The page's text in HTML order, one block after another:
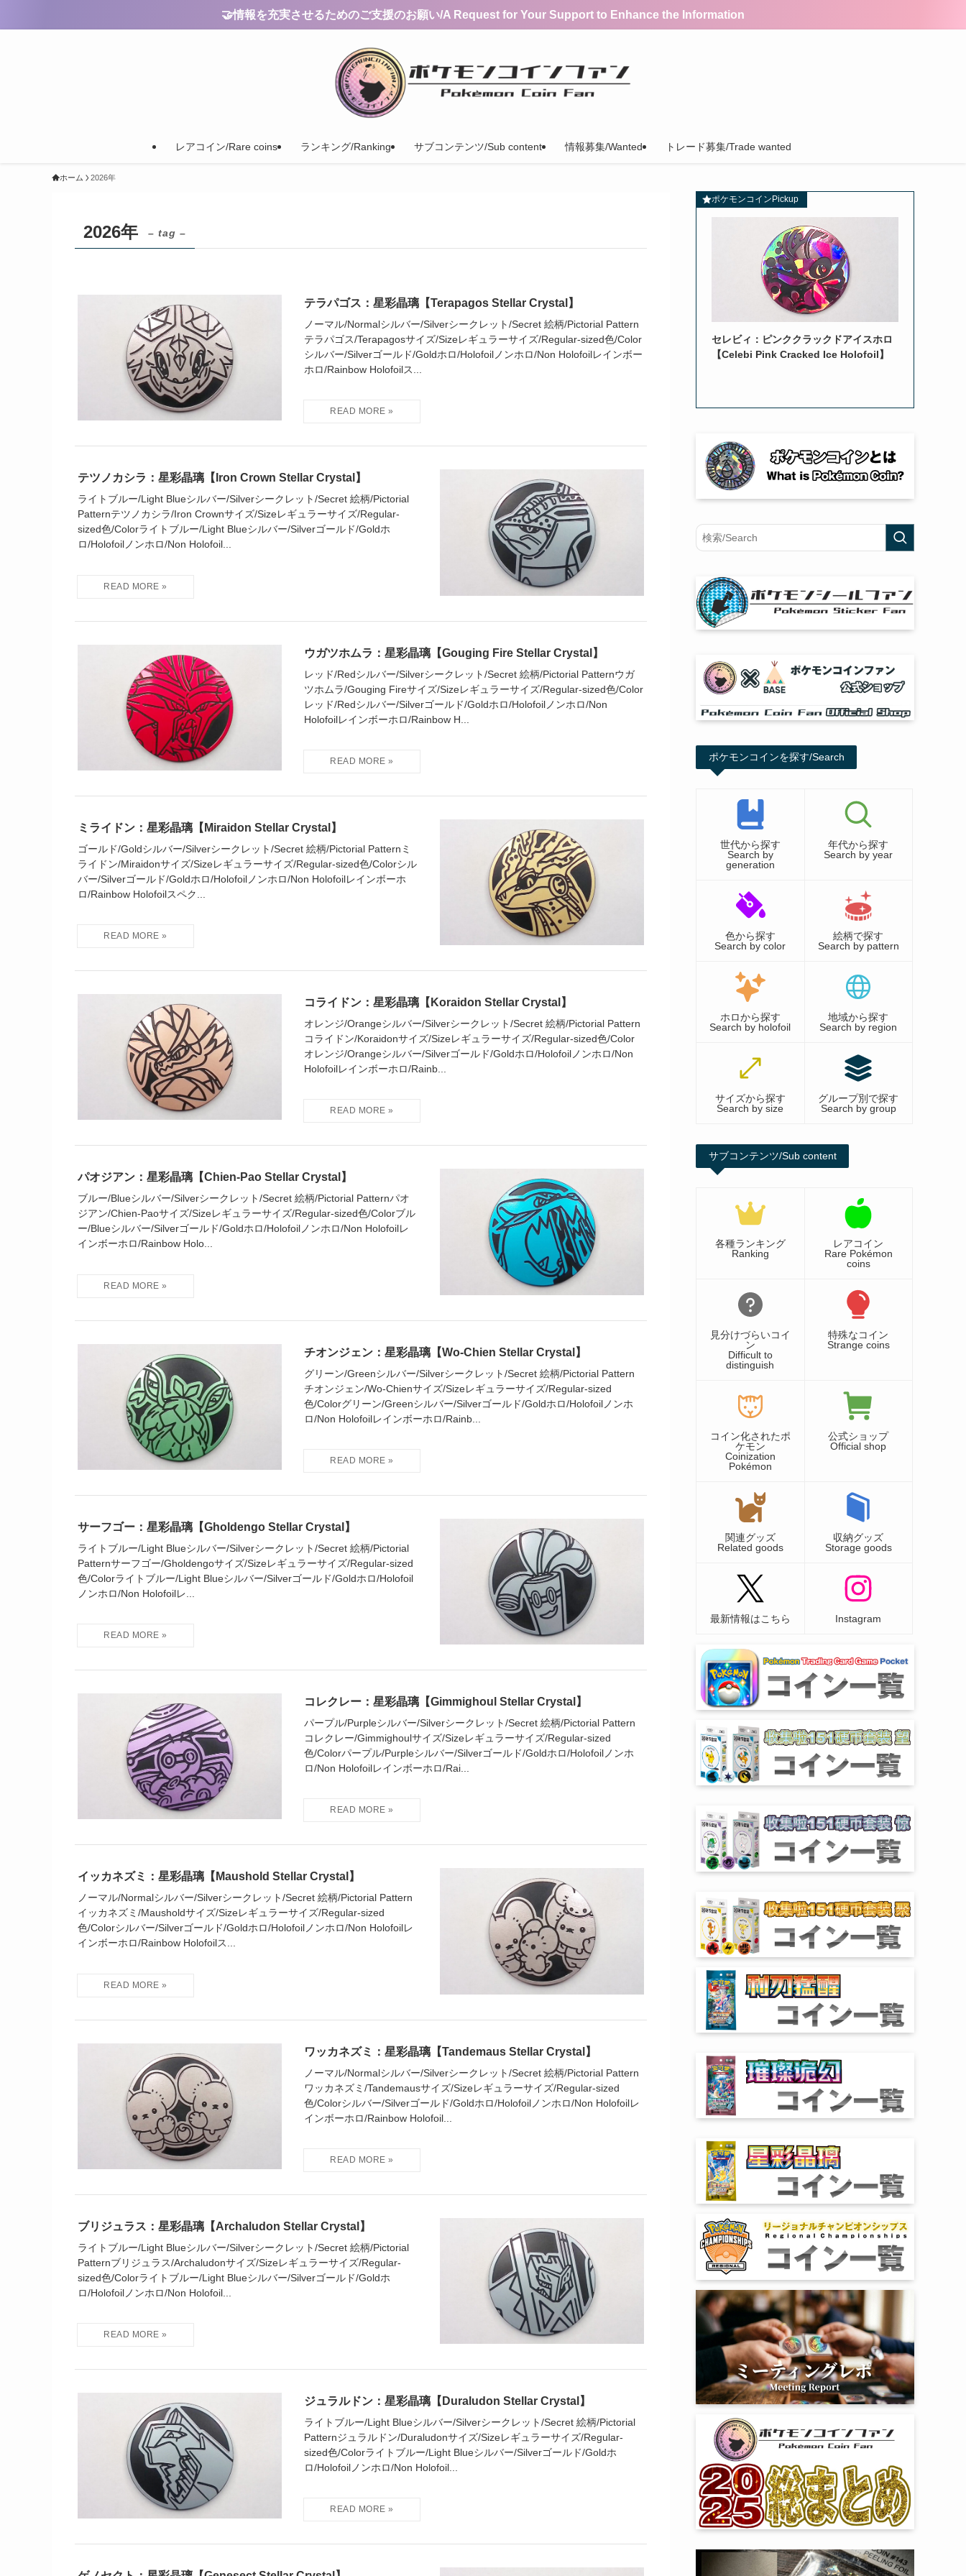
🤝情報を充実させるためのご支援のお願い/A Request for Your Support to Enhance the Information
レアコイン/Rare coins ランキング/Ranking サブコンテンツ/Sub content 情報募集/Wanted トレード募集/Trade wanted
ホーム 2026年
2026年 – tag –
テラパゴス：星彩晶璃【Terapagos Stellar Crystal】
ノーマル/Normalシルバー/Silverシークレット/Secret 絵柄/Pictorial Pattern
テラパゴス/Terapagosサイズ/Sizeレギュラーサイズ/Regular-sized色/Color
シルバー/Silverゴールド/Goldホロ/Holofoilノンホロ/Non Holofoilレインボー
ホロ/Rainbow Holofoilス...
テツノカシラ：星彩晶璃【Iron Crown Stellar Crystal】
ライトブルー/Light Blueシルバー/Silverシークレット/Secret 絵柄/Pictorial
Patternテツノカシラ/Iron Crownサイズ/Sizeレギュラーサイズ/Regular-
sized色/Colorライトブルー/Light Blueシルバー/Silverゴールド/Goldホ
ロ/Holofoilノンホロ/Non Holofoil...
ウガツホムラ：星彩晶璃【Gouging Fire Stellar Crystal】
レッド/Redシルバー/Silverシークレット/Secret 絵柄/Pictorial Patternウガ
ツホムラ/Gouging Fireサイズ/Sizeレギュラーサイズ/Regular-sized色/Color
レッド/Redシルバー/Silverゴールド/Goldホロ/Holofoilノンホロ/Non
Holofoilレインボーホロ/Rainbow H...
ミライドン：星彩晶璃【Miraidon Stellar Crystal】
ゴールド/Goldシルバー/Silverシークレット/Secret 絵柄/Pictorial Patternミ
ライドン/Miraidonサイズ/Sizeレギュラーサイズ/Regular-sized色/Colorシル
バー/Silverゴールド/Goldホロ/Holofoilノンホロ/Non Holofoilレインボーホ
ロ/Rainbow Holofoilスペク...
コライドン：星彩晶璃【Koraidon Stellar Crystal】
オレンジ/Orangeシルバー/Silverシークレット/Secret 絵柄/Pictorial Pattern
コライドン/Koraidonサイズ/Sizeレギュラーサイズ/Regular-sized色/Color
オレンジ/Orangeシルバー/Silverゴールド/Goldホロ/Holofoilノンホロ/Non
Holofoilレインボーホロ/Rainb...
パオジアン：星彩晶璃【Chien-Pao Stellar Crystal】
ブルー/Blueシルバー/Silverシークレット/Secret 絵柄/Pictorial Patternパオ
ジアン/Chien-Paoサイズ/Sizeレギュラーサイズ/Regular-sized色/Colorブル
ー/Blueシルバー/Silverゴールド/Goldホロ/Holofoilノンホロ/Non Holofoilレ
インボーホロ/Rainbow Holo...
チオンジェン：星彩晶璃【Wo-Chien Stellar Crystal】
グリーン/Greenシルバー/Silverシークレット/Secret 絵柄/Pictorial Pattern
チオンジェン/Wo-Chienサイズ/Sizeレギュラーサイズ/Regular-sized
色/Colorグリーン/Greenシルバー/Silverゴールド/Goldホロ/Holofoilノンホ
ロ/Non Holofoilレインボーホロ/Rainb...
サーフゴー：星彩晶璃【Gholdengo Stellar Crystal】
ライトブルー/Light Blueシルバー/Silverシークレット/Secret 絵柄/Pictorial
Patternサーフゴー/Gholdengoサイズ/Sizeレギュラーサイズ/Regular-sized
色/Colorライトブルー/Light Blueシルバー/Silverゴールド/Goldホロ/Holofoil
ノンホロ/Non Holofoilレ...
コレクレー：星彩晶璃【Gimmighoul Stellar Crystal】
パープル/Purpleシルバー/Silverシークレット/Secret 絵柄/Pictorial Pattern
コレクレー/Gimmighoulサイズ/Sizeレギュラーサイズ/Regular-sized
色/Colorパープル/Purpleシルバー/Silverゴールド/Goldホロ/Holofoilノンホ
ロ/Non Holofoilレインボーホロ/Rai...
イッカネズミ：星彩晶璃【Maushold Stellar Crystal】
ノーマル/Normalシルバー/Silverシークレット/Secret 絵柄/Pictorial Pattern
イッカネズミ/Mausholdサイズ/Sizeレギュラーサイズ/Regular-sized
色/Colorシルバー/Silverゴールド/Goldホロ/Holofoilノンホロ/Non Holofoilレ
インボーホロ/Rainbow Holofoilス...
ワッカネズミ：星彩晶璃【Tandemaus Stellar Crystal】
ノーマル/Normalシルバー/Silverシークレット/Secret 絵柄/Pictorial Pattern
ワッカネズミ/Tandemausサイズ/Sizeレギュラーサイズ/Regular-sized
色/Colorシルバー/Silverゴールド/Goldホロ/Holofoilノンホロ/Non Holofoilレ
インボーホロ/Rainbow Holofoil...
ブリジュラス：星彩晶璃【Archaludon Stellar Crystal】
ライトブルー/Light Blueシルバー/Silverシークレット/Secret 絵柄/Pictorial
Patternブリジュラス/Archaludonサイズ/Sizeレギュラーサイズ/Regular-
sized色/Colorライトブルー/Light Blueシルバー/Silverゴールド/Goldホ
ロ/Holofoilノンホロ/Non Holofoil...
ジュラルドン：星彩晶璃【Duraludon Stellar Crystal】
ライトブルー/Light Blueシルバー/Silverシークレット/Secret 絵柄/Pictorial
Patternジュラルドン/Duraludonサイズ/Sizeレギュラーサイズ/Regular-
sized色/Colorライトブルー/Light Blueシルバー/Silverゴールド/Goldホ
ロ/Holofoilノンホロ/Non Holofoil...
ポケモンコインPickup
セレビィ：ピンククラックドアイスホロ
【Celebi Pink Cracked Ice Holofoil】
ポケモンコインを探す/Search
世代から探す
Search by
generation
年代から探す
Search by year
色から探す
Search by color
絵柄で探す
Search by pattern
ホロから探す
Search by holofoil
地域から探す
Search by region
サイズから探す
Search by size
グループ別で探す
Search by group
サブコンテンツ/Sub content
各種ランキング
Ranking
レアコイン
Rare Pokémon
coins
見分けづらいコイ
ン
Difficult to
distinguish
特殊なコイン
Strange coins
コイン化されたポ
ケモン
Coinization
Pokémon
公式ショップ
Official shop
関連グッズ
Related goods
収納グッズ
Storage goods
最新情報はこちら Instagram